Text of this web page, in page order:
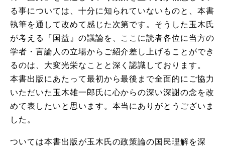
る事については、十分に知られていないものと、本書
執筆を通して改めて感じた次第です。そうした玉木氏
が考える『国益』の議論を、ここに読者各位に当方の
学者・言論人の立場からご紹介差し上げることができ
るのは、大変光栄なことと深く認識しております。
本書出版にあたって最初から最後まで全面的にご協力
いただいた玉木雄一郎氏に心からの深い深謝の念を改
めて表したいと思います。本当にありがとうございま
した。
ついては本書出版が玉木氏の政策論の国民理解を深